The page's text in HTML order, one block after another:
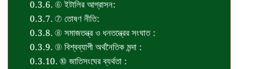
⑥ ইটালির আগ্রাসন:
⑦ তোষণ নীতি:
⑧ সমাজতন্ত্র ও ধনতন্ত্রের সংঘাত :
⑨ বিশ্বব্যাপী অর্থনৈতিক মন্দা :
⑩ জাতিসংঘের ব্যর্থতা :